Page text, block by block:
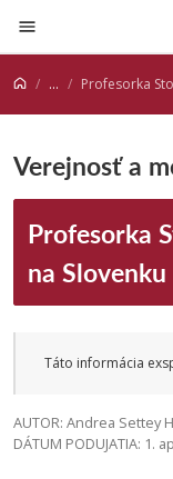
Prejsť na obsah
... Profesorka
Verejnosť a
Profesorka
na
Táto informácia
AUTOR: Andrea Settey
DÁTUM PODUJATIA: 1.